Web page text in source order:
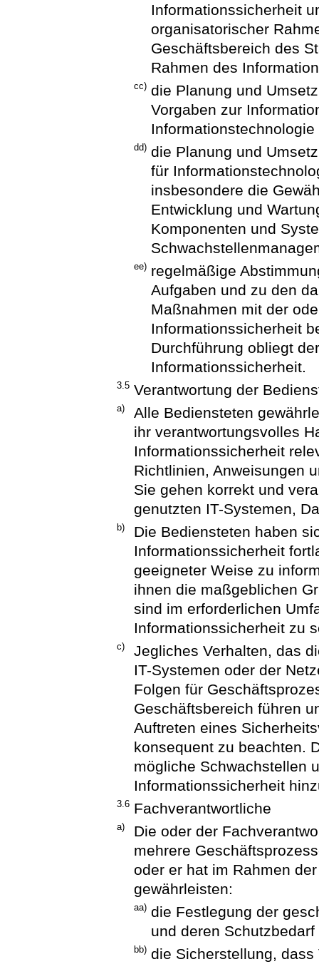
Informationssicherheit
organisatorischer
Geschäftsbereich des
Rahmen des
cc) die Planung und
Vorgaben zur
dd) die Planung und
für
insbesondere die
Entwicklung und
Komponenten und
ee) regelmäßige
Aufgaben und zu den
Maßnahmen mit der
Informationssicherheit
Durchführung obliegt
Informationssicherheit.
3.5 Verantwortung der
a)
Alle Bediensteten
ihr verantwortungsvolles
Informationssicherheit
Richtlinien, Anweisungen
Sie gehen korrekt und
genutzten IT-Systemen,
b)
Die Bediensteten haben
Informationssicherheit
geeigneter Weise zu
ihnen die maßgeblichen
sind im erforderlichen
Informationssicherheit zu
c)
Jegliches Verhalten, das
IT-Systemen oder der
Folgen für
Geschäftsbereich führen
Auftreten eines
konsequent zu beachten.
mögliche Schwachstellen
Informationssicherheit
3.6 Fachverantwortliche
a)
Die oder der
mehrere
oder er hat im Rahmen
gewährleisten:
aa) die Festlegung der
und deren Schutzbedarf
bb) die Sicherstellung,